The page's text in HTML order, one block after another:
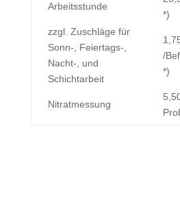
Arbeitsstunde
zzgl. Zuschläge für
Sonn-, Feiertags-,
Nacht-, und
Schichtarbeit
Nitratmessung
*)
/
*)